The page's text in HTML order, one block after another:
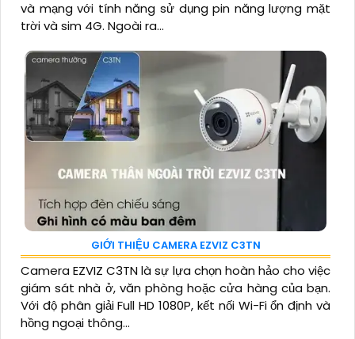
và mạng với tính năng sử dụng pin năng lượng mặt
trời và sim 4G. Ngoài ra...
GIỚI THIỆU CAMERA EZVIZ C3TN
Camera EZVIZ C3TN là sự lựa chọn hoàn hảo cho việc
giám sát nhà ở, văn phòng hoặc cửa hàng của bạn.
Với độ phân giải Full HD 1080P, kết nối Wi-Fi ổn định và
hồng ngoại thông...